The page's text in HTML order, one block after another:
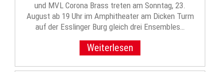
und MVL Corona Brass treten am Sonntag, 23.
August ab 19 Uhr im Amphitheater am Dicken Turm
auf der Esslinger Burg gleich drei Ensembles…
Weiterlesen